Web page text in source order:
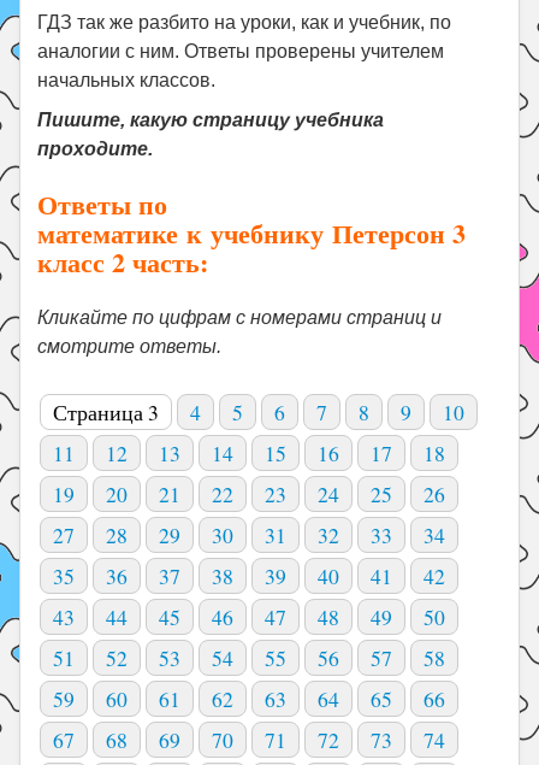
ГДЗ так же разбито на уроки, как и учебник, по
аналогии с ним. Ответы проверены учителем
начальных классов.
Пишите, какую страницу учебника
проходите.
Ответы по
математике к учебнику Петерсон 3
класс 2 часть:
Кликайте по цифрам с номерами страниц и
смотрите ответы.
Страница 3 4 5 6 7 8 9
10
11
12 13 14 15 16 17
18
19
20 21 22 23 24 25
26
27
28 29 30 31 32 33
34
35
36 37 38 39 40 41
42
43
44 45 46 47 48 49
50
51
52 53 54 55 56 57
58
59
60 61 62 63 64 65
66
67
68 69 70 71 72 73
74